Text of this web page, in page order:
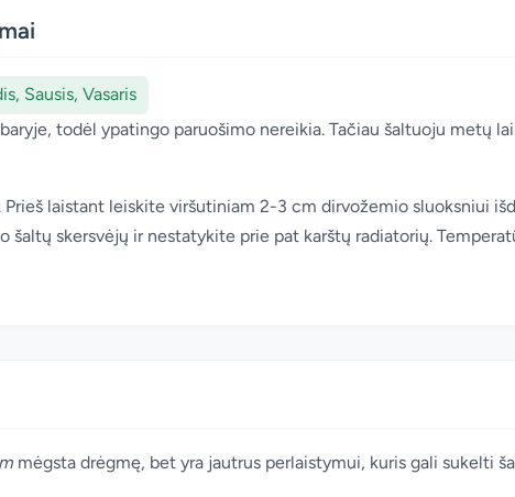
Sausis, Vasaris
todėl ypatingo paruošimo nereikia. Tačiau šaltuoju metų
Prieš laistant leiskite viršutiniam 2-3 cm dirvožemio sluoksniui
šaltų skersvėjų ir nestatykite prie pat karštų radiatorių.
mėgsta drėgmę, bet yra jautrus perlaistymui, kuris gali sukelti